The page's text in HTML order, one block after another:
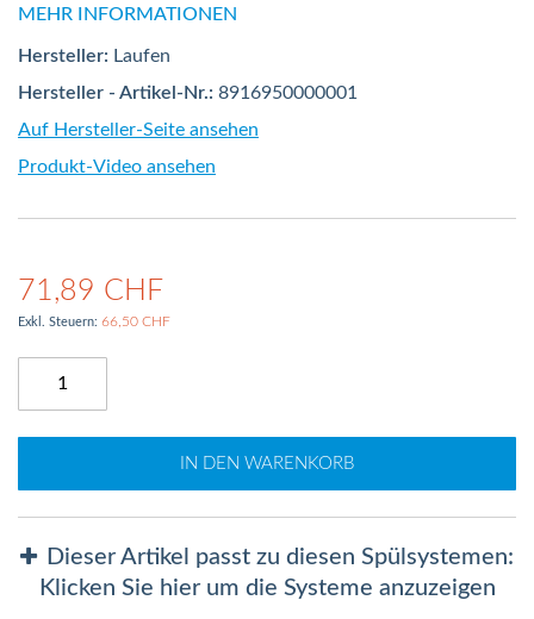
MEHR INFORMATIONEN
Hersteller: Laufen
Hersteller - Artikel-Nr.: 8916950000001
Auf Hersteller-Seite ansehen
Produkt-Video ansehen
71,89 CHF
66,50 CHF
IN DEN WARENKORB
Dieser Artikel passt zu diesen Spülsystemen:
Klicken Sie hier um die Systeme anzuzeigen